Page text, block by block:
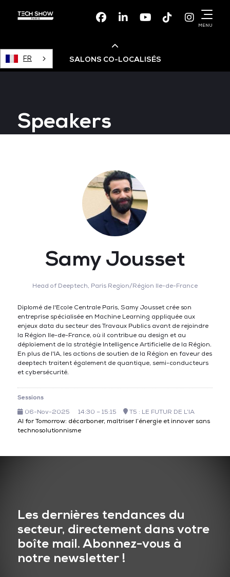
FacebookLinkedinYoutubeTikTok
MENU
FR SALONS CO-LOCALISÉS
Devops Live
Data & AI Leaders Summit
Speakers
Samy Jousset
Head of Deeptech, Paris Region/Région Ile-de-France
Diplomé de l'Ecole Centrale Paris, Samy Jousset crée son
entreprise spécialisée en Machine Learning appliquée aux
enjeux data du secteur des Travaux Publics avant de rejoindre
la Région Ile-de-France, où il contribue au design et au
déploiement de la stratégie Intelligence Artificielle de la Région.
En plus de l'IA, les actions de soutien de la Région en faveur des
deeptech traitent également de quantique, semi-conducteurs
et cybersécurité.
Sessions
06-Nov-2025
14:30 – 15:15
T5 : LE FUTUR DE L’IA
AI for Tomorrow: décarboner, maîtriser l’énergie et innover sans
technosolutionnisme
Les dernières tendances du
secteur, directement dans votre
boîte mail. Abonnez-vous à
notre newsletter !